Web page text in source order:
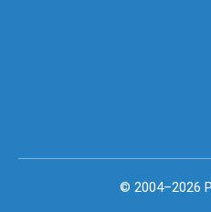
© 2004–2026